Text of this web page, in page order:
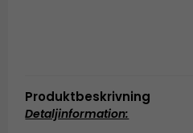
Produktbeskrivning
Detaljinformation: